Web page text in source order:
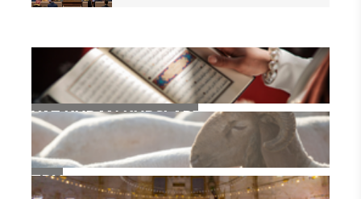
YAZ KURAN KURSLARI
TDV